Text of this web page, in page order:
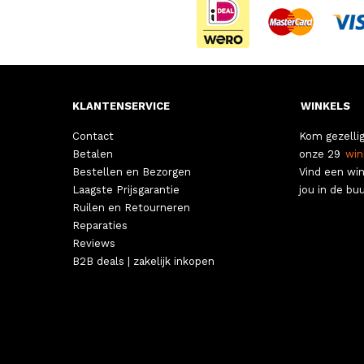
KLANTENSERVICE
Contact
Betalen
Bestellen en Bezorgen
Laagste Prijsgarantie
Ruilen en Retourneren
Reparaties
Reviews
B2B deals | zakelijk inkopen
WINKELS
Kom
onze 29
Vind een
jou in de